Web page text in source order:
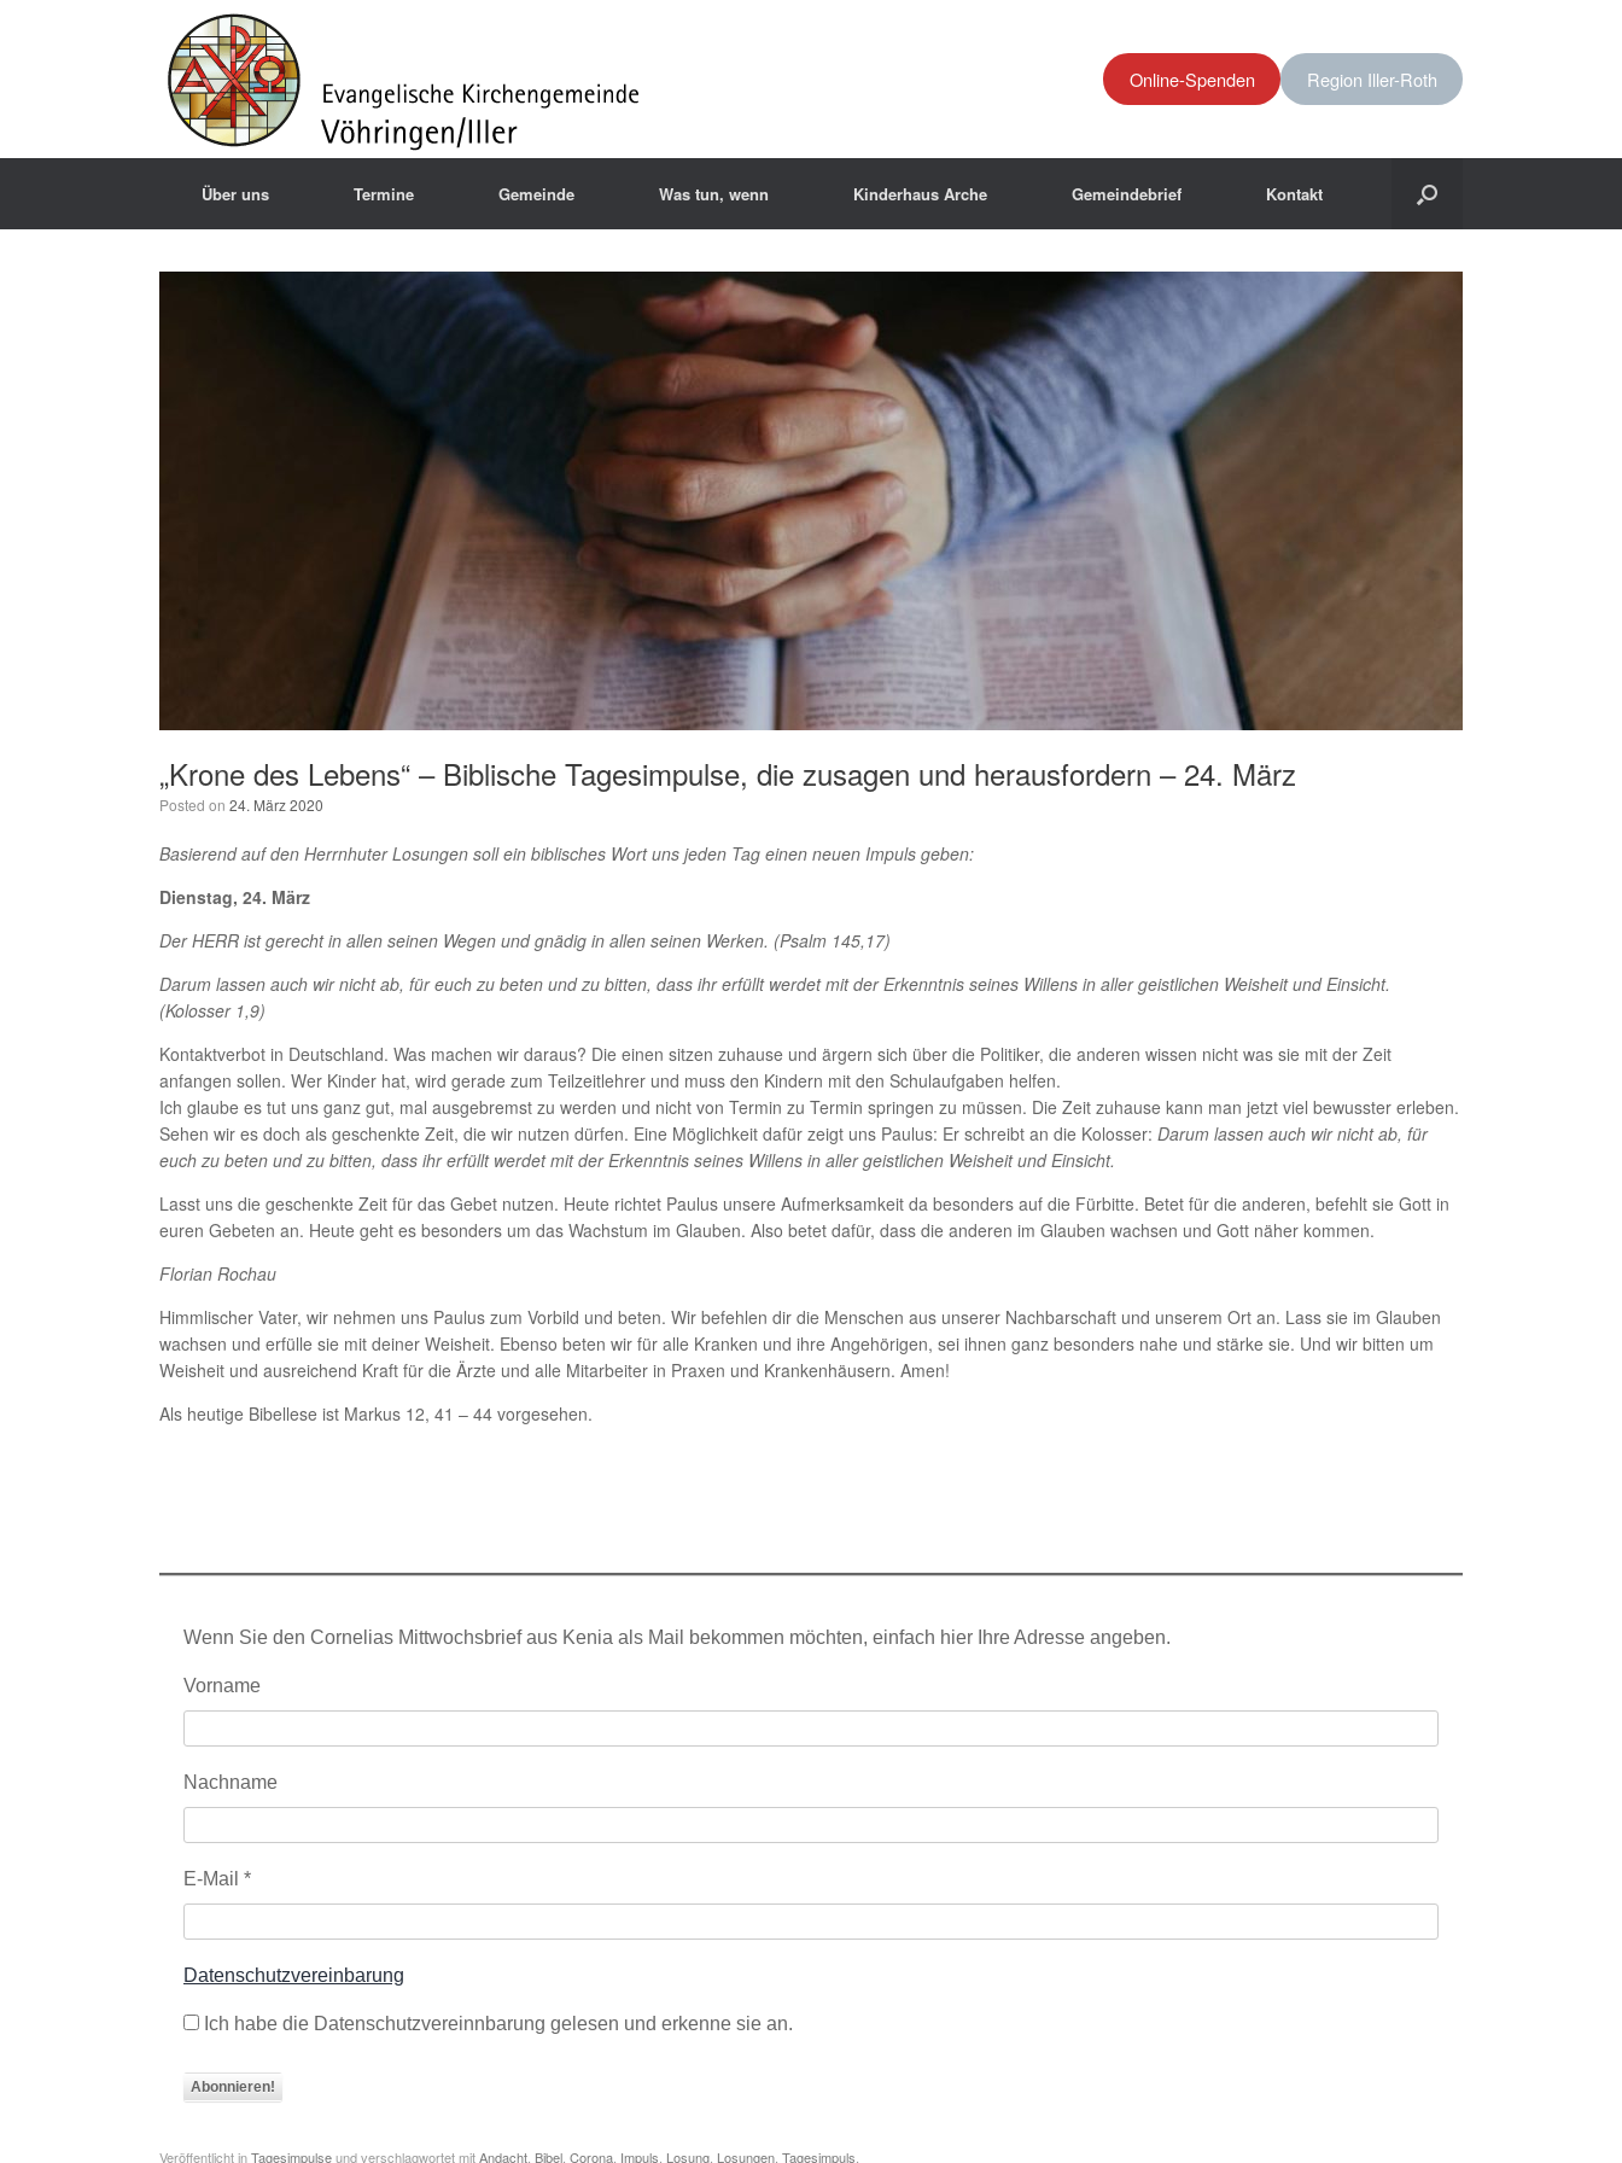
Online-Spenden Region Iller-Roth
Über uns Termine Gemeinde Was tun, wenn Kinderhaus Arche Gemeindebrief Kontakt
„Krone des Lebens“ – Biblische Tagesimpulse, die zusagen und herausfordern – 24. März
Posted on 24. März 2020
Basierend auf den Herrnhuter Losungen soll ein biblisches Wort uns jeden Tag einen neuen Impuls geben:
Dienstag, 24. März
Der HERR ist gerecht in allen seinen Wegen und gnädig in allen seinen Werken. (Psalm 145,17)
Darum lassen auch wir nicht ab, für euch zu beten und zu bitten, dass ihr erfüllt werdet mit der Erkenntnis seines Willens in aller geistlichen Weisheit und Einsicht.
(Kolosser 1,9)
Kontaktverbot in Deutschland. Was machen wir daraus? Die einen sitzen zuhause und ärgern sich über die Politiker, die anderen wissen nicht was sie mit der Zeit
anfangen sollen. Wer Kinder hat, wird gerade zum Teilzeitlehrer und muss den Kindern mit den Schulaufgaben helfen.
Ich glaube es tut uns ganz gut, mal ausgebremst zu werden und nicht von Termin zu Termin springen zu müssen. Die Zeit zuhause kann man jetzt viel bewusster erleben.
Sehen wir es doch als geschenkte Zeit, die wir nutzen dürfen. Eine Möglichkeit dafür zeigt uns Paulus: Er schreibt an die Kolosser: Darum lassen auch wir nicht ab, für
euch zu beten und zu bitten, dass ihr erfüllt werdet mit der Erkenntnis seines Willens in aller geistlichen Weisheit und Einsicht.
Lasst uns die geschenkte Zeit für das Gebet nutzen. Heute richtet Paulus unsere Aufmerksamkeit da besonders auf die Fürbitte. Betet für die anderen, befehlt sie Gott in
euren Gebeten an. Heute geht es besonders um das Wachstum im Glauben. Also betet dafür, dass die anderen im Glauben wachsen und Gott näher kommen.
Florian Rochau
Himmlischer Vater, wir nehmen uns Paulus zum Vorbild und beten. Wir befehlen dir die Menschen aus unserer Nachbarschaft und unserem Ort an. Lass sie im Glauben
wachsen und erfülle sie mit deiner Weisheit. Ebenso beten wir für alle Kranken und ihre Angehörigen, sei ihnen ganz besonders nahe und stärke sie. Und wir bitten um
Weisheit und ausreichend Kraft für die Ärzte und alle Mitarbeiter in Praxen und Krankenhäusern. Amen!
Als heutige Bibellese ist Markus 12, 41 – 44 vorgesehen.
Wenn Sie den Cornelias Mittwochsbrief aus Kenia als Mail bekommen möchten, einfach hier Ihre Adresse angeben.
Vorname
Nachname
E-Mail *
Datenschutzvereinbarung
Ich habe die Datenschutzvereinnbarung gelesen und erkenne sie an.
Veröffentlicht inTagesimpulseund verschlagwortet mitAndacht Bibel Corona Impuls Losung Losungen Tagesimpuls